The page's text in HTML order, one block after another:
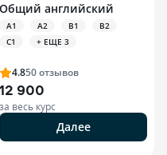
Общий английский
A1 A2 B1
B2
C1
+ ЕЩЕ 3
4.850отзывов
12 900
за весь курс
Далее